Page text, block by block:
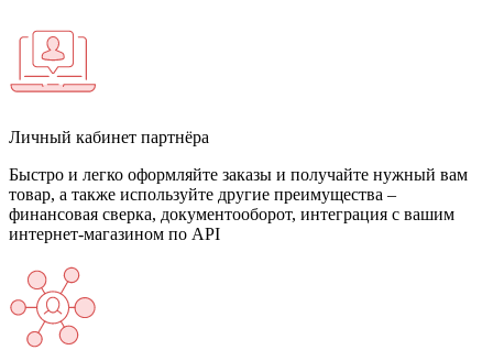
Личный кабинет партнёра
Быстро и легко оформляйте заказы и получайте нужный вам
товар, а также используйте другие преимущества –
финансовая сверка, документооборот, интеграция с вашим
интернет-магазином по API